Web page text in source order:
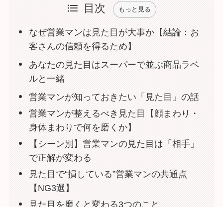
目次 もっと見る
なぜ営業マンは見た目が大事か【結論：お
客さんの信頼を得るため】
あなたの見た目はスーパーで並ぶ商品ラベ
ルと一緒
営業マンが知っておきたい「見た目」の話
営業マンが整えるべき見た目【顔まわり・
身体まわりで何を磨くか】
【シーン別】営業マンの見た目は「相手」
で正解が変わる
見た目で“損している”営業マンの共通点
【NG3選】
見た目を磨くと変わる3つのこと